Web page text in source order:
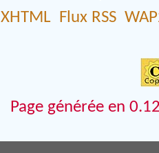
XHTML Flux RSS
Page générée en